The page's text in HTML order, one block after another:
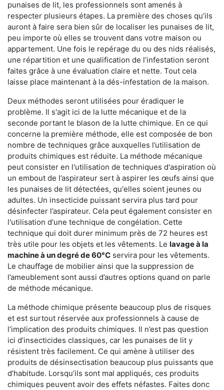
punaises de lit, les professionnels sont amenés à
respecter plusieurs étapes. La première des choses qu’ils
auront à faire sera bien sûr de localiser les punaises de lit,
peu importe où elles se trouvent dans votre maison ou
appartement. Une fois le repérage du ou des nids réalisés,
une répartition et une qualification de l’infestation seront
faites grâce à une évaluation claire et nette. Tout cela
laisse place maintenant à la dés-infestation de la maison.
Deux méthodes seront utilisées pour éradiquer le
problème. Il s'agit ici de la lutte mécanique et de la
seconde portant le blason de la lutte chimique. En ce qui
concerne la première méthode, elle est composée de bon
nombre de techniques grâce auxquelles l’utilisation de
produits chimiques est réduite. La méthode mécanique
peut consister en l'utilisation de techniques d'aspiration où
un embout de l’aspirateur sert à aspirer les œufs ainsi que
les punaises de lit détectées, qu'elles soient jeunes ou
adultes. Un insecticide puissant servira plus tard pour
désinfecter l’aspirateur. Cela peut également consister en
l'utilisation d'une technique de congélation. Cette
technique qui doit durer minimum près de 72 heures est
très utile pour les objets et les vêtements. Le lavage à la
machine à un degré de 60°C servira pour les vêtements.
Le chauffage de mobilier ainsi que la suppression de
l’ameublement sont aussi d’autres options quand on parle
de méthode mécanique.
La méthode chimique présente beaucoup plus de risques
et est surtout réservée aux professionnels à cause de
l’implication des produits chimiques. Il n’est pas question
ici d’insecticides classiques, car les punaises de lit y
résistent très facilement. Ce qui amène à utiliser des
produits de désinsectisation beaucoup plus puissants que
d’habitude. Lorsqu’ils sont mal appliqués, ces produits
chimiques peuvent avoir des effets néfastes. Faites donc